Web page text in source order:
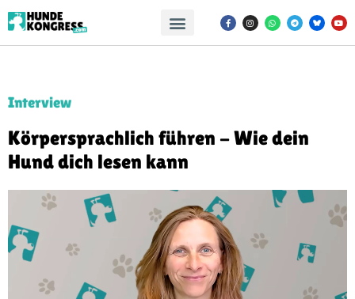
Interview
Körpersprachlich führen - Wie dein
Hund dich lesen kann